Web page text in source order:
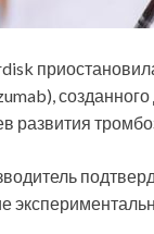
развития